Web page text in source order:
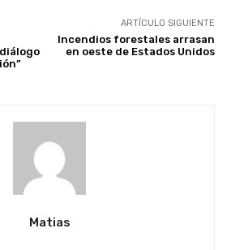
ARTÍCULO SIGUIENTE
Incendios forestales arrasan
en oeste de Estados Unidos
Matias